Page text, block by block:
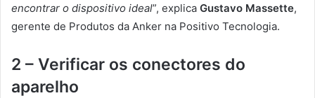
encontrar o dispositivo ideal”, explica Gustavo Massette,
gerente de Produtos da Anker na Positivo Tecnologia.
2 – Verificar os conectores do
aparelho